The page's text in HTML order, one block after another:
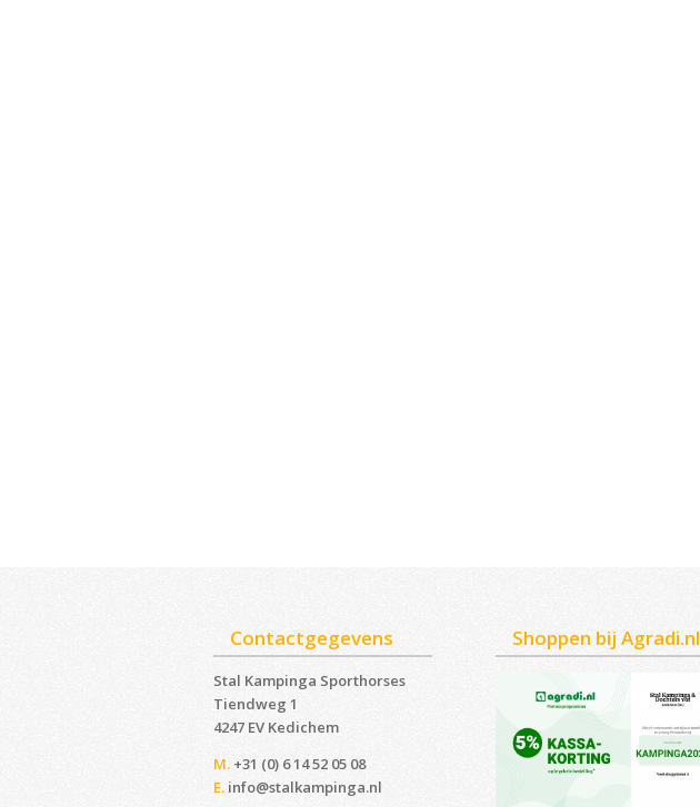
Contactgegevens
Stal Kampinga Sporthorses
Tiendweg 1
4247 EV Kedichem ‎
M. +31 (0) 6 14 52 05 08
E. info@stalkampinga.nl
Shoppen bij Agradi.nl